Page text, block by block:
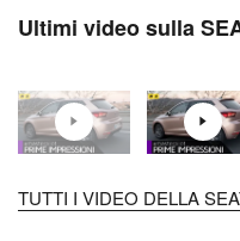
Ultimi video sulla
TUTTI I VIDEO DELLA